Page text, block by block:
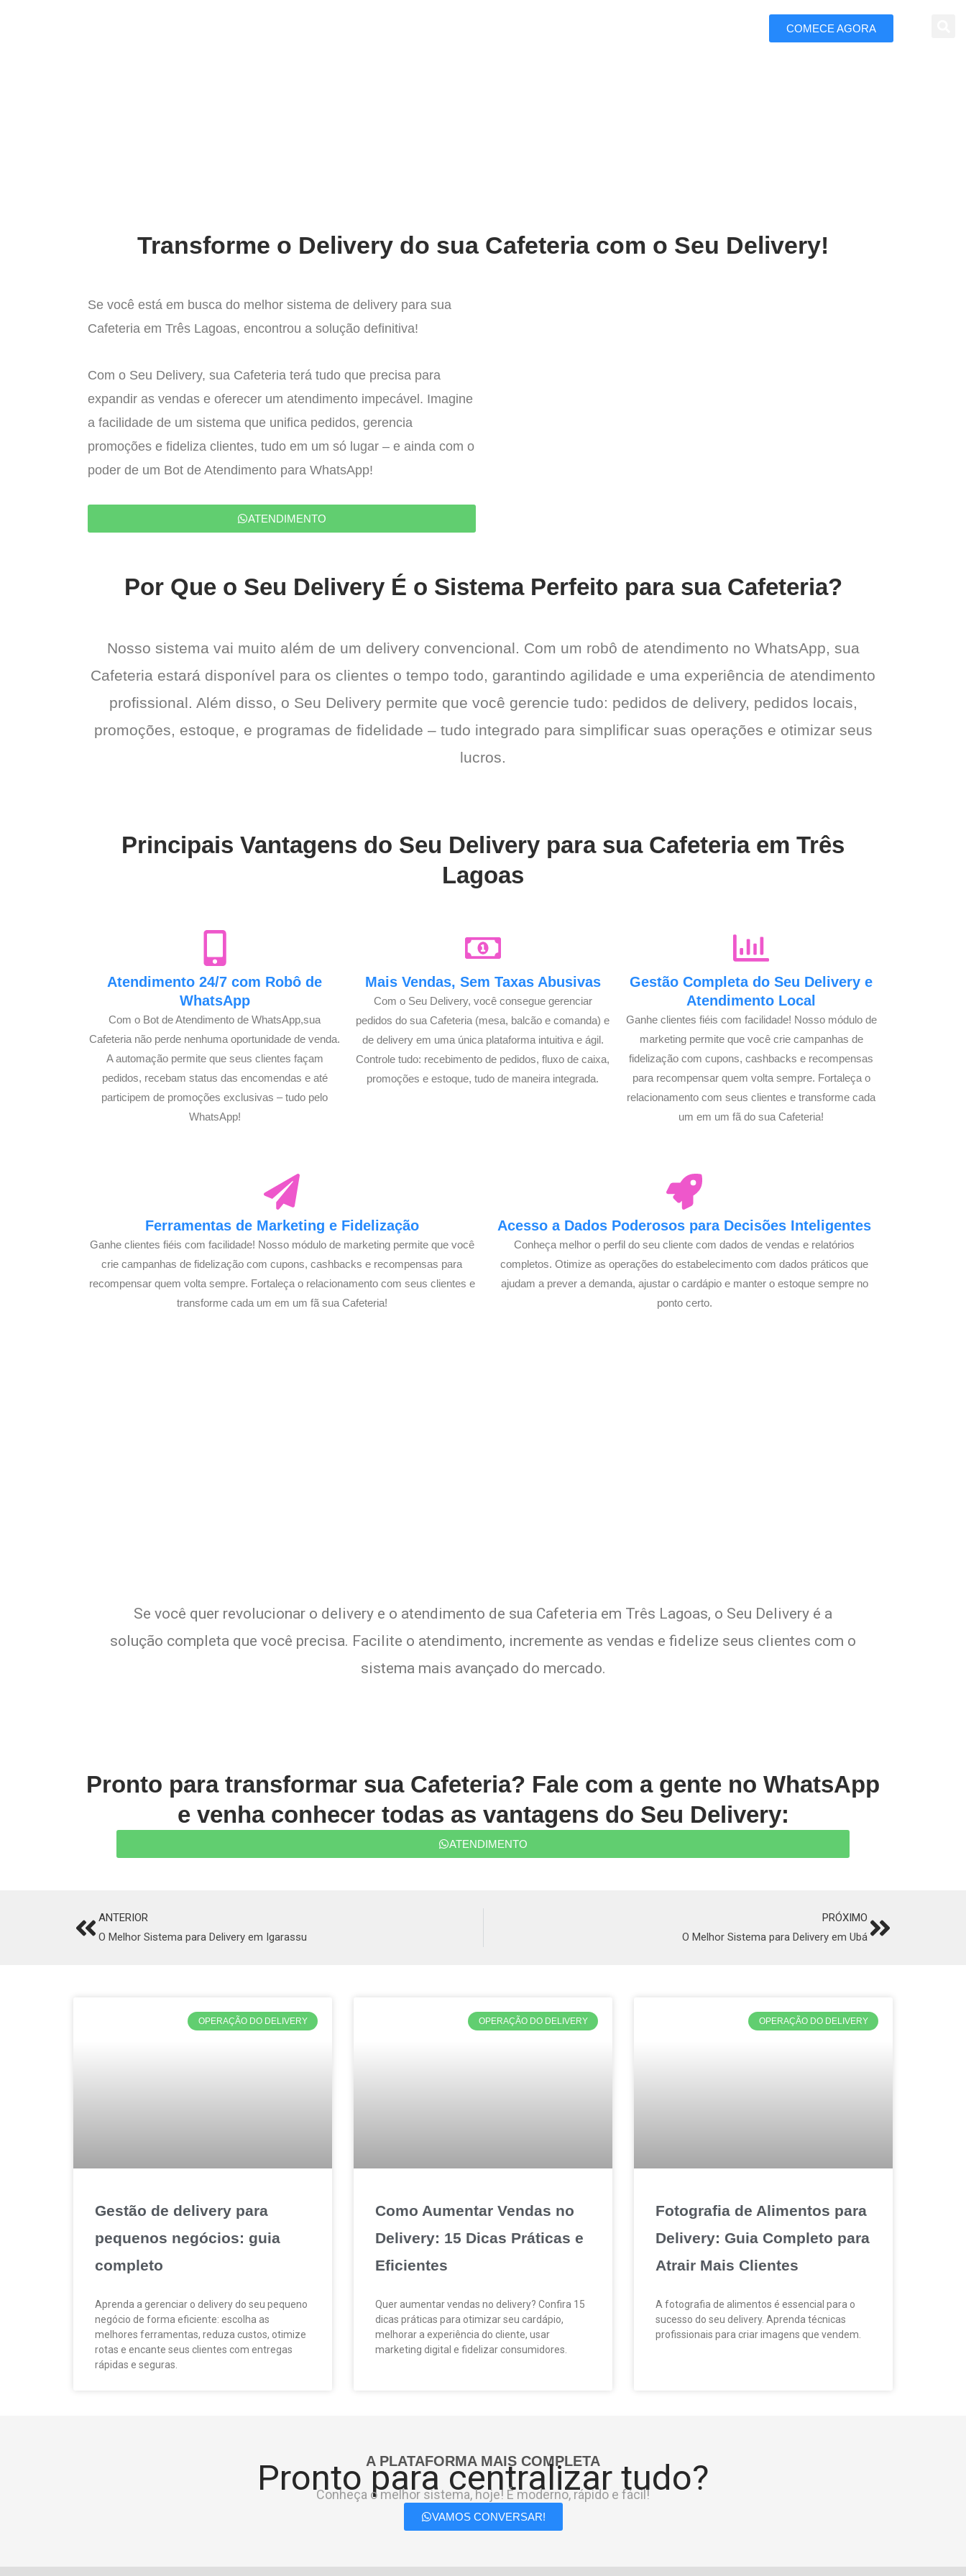
COMECE AGORA
Transforme o Delivery do sua Cafeteria com o Seu Delivery!
Se você está em busca do melhor sistema de delivery para sua
Cafeteria em Três Lagoas, encontrou a solução definitiva!
Com o Seu Delivery, sua Cafeteria terá tudo que precisa para
expandir as vendas e oferecer um atendimento impecável. Imagine
a facilidade de um sistema que unifica pedidos, gerencia
promoções e fideliza clientes, tudo em um só lugar – e ainda com o
poder de um Bot de Atendimento para WhatsApp!
ATENDIMENTO
Por Que o Seu Delivery É o Sistema Perfeito para sua Cafeteria?
Nosso sistema vai muito além de um delivery convencional. Com um robô de atendimento no WhatsApp, sua
Cafeteria estará disponível para os clientes o tempo todo, garantindo agilidade e uma experiência de atendimento
profissional. Além disso, o Seu Delivery permite que você gerencie tudo: pedidos de delivery, pedidos locais,
promoções, estoque, e programas de fidelidade – tudo integrado para simplificar suas operações e otimizar seus
lucros.
Principais Vantagens do Seu Delivery para sua Cafeteria em Três
Lagoas
Atendimento 24/7 com Robô de
WhatsApp
Com o Bot de Atendimento de WhatsApp,sua
Cafeteria não perde nenhuma oportunidade de venda.
A automação permite que seus clientes façam
pedidos, recebam status das encomendas e até
participem de promoções exclusivas – tudo pelo
WhatsApp!
Mais Vendas, Sem Taxas Abusivas
Com o Seu Delivery, você consegue gerenciar
pedidos do sua Cafeteria (mesa, balcão e comanda) e
de delivery em uma única plataforma intuitiva e ágil.
Controle tudo: recebimento de pedidos, fluxo de caixa,
promoções e estoque, tudo de maneira integrada.
Gestão Completa do Seu Delivery e
Atendimento Local
Ganhe clientes fiéis com facilidade! Nosso módulo de
marketing permite que você crie campanhas de
fidelização com cupons, cashbacks e recompensas
para recompensar quem volta sempre. Fortaleça o
relacionamento com seus clientes e transforme cada
um em um fã do sua Cafeteria!
Ferramentas de Marketing e Fidelização
Ganhe clientes fiéis com facilidade! Nosso módulo de marketing permite que você
crie campanhas de fidelização com cupons, cashbacks e recompensas para
recompensar quem volta sempre. Fortaleça o relacionamento com seus clientes e
transforme cada um em um fã sua Cafeteria!
Acesso a Dados Poderosos para Decisões Inteligentes
Conheça melhor o perfil do seu cliente com dados de vendas e relatórios
completos. Otimize as operações do estabelecimento com dados práticos que
ajudam a prever a demanda, ajustar o cardápio e manter o estoque sempre no
ponto certo.
Se você quer revolucionar o delivery e o atendimento de sua Cafeteria em Três Lagoas, o Seu Delivery é a
solução completa que você precisa. Facilite o atendimento, incremente as vendas e fidelize seus clientes com o
sistema mais avançado do mercado.
Pronto para transformar sua Cafeteria? Fale com a gente no WhatsApp
e venha conhecer todas as vantagens do Seu Delivery:
ATENDIMENTO
PrevANTERIOR
O Melhor Sistema para Delivery em Igarassu
PRÓXIMO
O Melhor Sistema para Delivery em Ubá Next
OPERAÇÃO DO DELIVERY
Gestão de delivery para
pequenos negócios: guia
completo
Aprenda a gerenciar o delivery do seu pequeno
negócio de forma eficiente: escolha as
melhores ferramentas, reduza custos, otimize
rotas e encante seus clientes com entregas
rápidas e seguras.
OPERAÇÃO DO DELIVERY
Como Aumentar Vendas no
Delivery: 15 Dicas Práticas e
Eficientes
Quer aumentar vendas no delivery? Confira 15
dicas práticas para otimizar seu cardápio,
melhorar a experiência do cliente, usar
marketing digital e fidelizar consumidores.
OPERAÇÃO DO DELIVERY
Fotografia de Alimentos para
Delivery: Guia Completo para
Atrair Mais Clientes
A fotografia de alimentos é essencial para o
sucesso do seu delivery. Aprenda técnicas
profissionais para criar imagens que vendem.
A PLATAFORMA MAIS COMPLETA
Pronto para centralizar tudo?
Conheça o melhor sistema, hoje! É moderno, rápido e fácil!
VAMOS CONVERSAR!